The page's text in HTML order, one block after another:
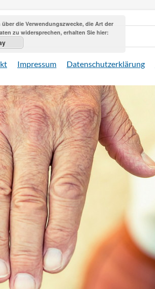
Impressum Datenschutzerklärung
die Verwendungszwecke, die Art der
zu widersprechen, erhalten Sie hier: